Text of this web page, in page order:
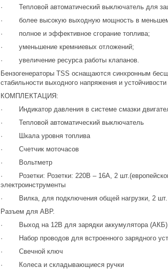
· Тепловой автоматический выключатель для
· более высокую выходную мощность в меньшем
· полное и эффективное сгорание топлива;
· уменьшение кремниевых отложений;
· увеличение ресурса работы клапанов.
Бензогенераторы TSS оснащаются синхронным
стабильности выходного напряжения и устойчивости
КОМПЛЕКТАЦИЯ:
· Индикатор давления в системе смазки
· Тепловой автоматический выключатель
· Шкала уровня топлива
· Счетчик моточасов
· Вольтметр
· Розетки: Розетки: 220В – 16А, 2
электроинструменты
· Вилка, для подключения общей нагрузки, 2 шт.
Разъем для АВР.
· Выход на 12В для зарядки аккумулятора (АКБ)
· Набор проводов для встроенного зарядного
· Свечной ключ
· Колеса и складывающиеся ручки